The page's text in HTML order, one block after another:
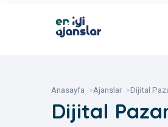
Anasayfa Ajanslar Dijital
Dijital